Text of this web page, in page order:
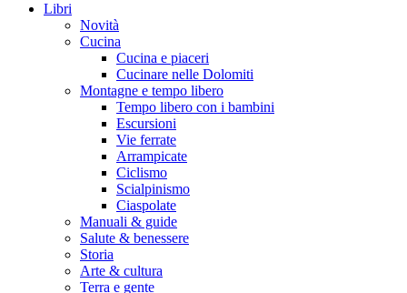
Libri
Novità
Cucina
Cucina e piaceri
Cucinare nelle Dolomiti
Montagne e tempo libero
Tempo libero con i bambini
Escursioni
Vie ferrate
Arrampicate
Ciclismo
Scialpinismo
Ciaspolate
Manuali & guide
Salute & benessere
Storia
Arte & cultura
Terra e gente